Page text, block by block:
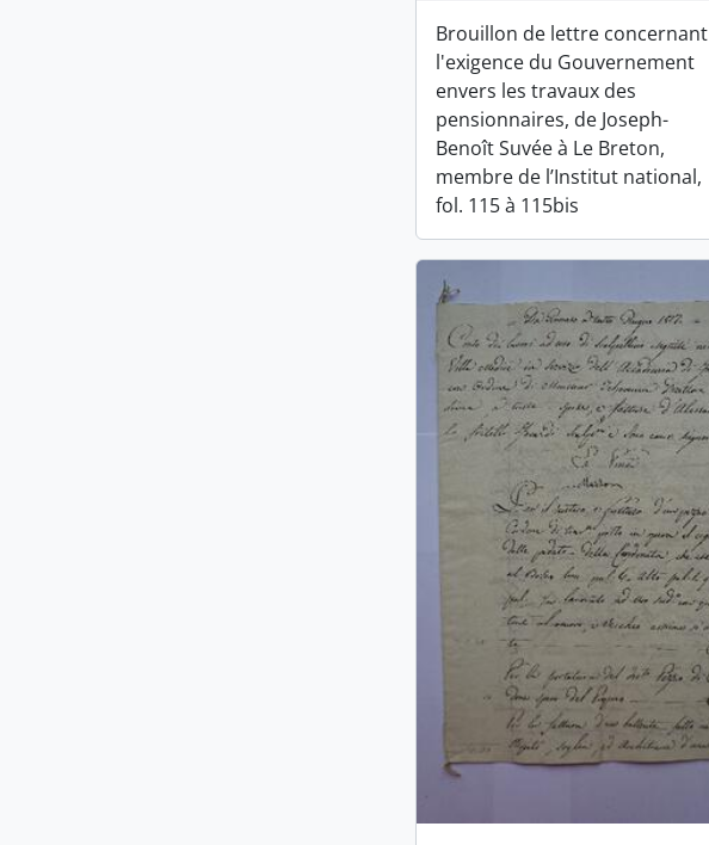
Brouillon de lettre concernant
l'exigence du Gouvernement
envers les travaux des
pensionnaires, de Joseph-
Benoît Suvée à Le Breton,
membre de l’Institut national,
fol. 115 à 115bis